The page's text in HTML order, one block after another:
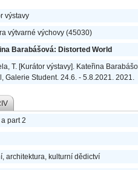
výstavy
výtvarné výchovy (45030)
Barabášová: Distorted World
T. [Kurátor výstavy]. Kateřina
Galerie Student. 24.6. - 5.8.2021. 2021.
part 2
architektura, kulturní dědictví